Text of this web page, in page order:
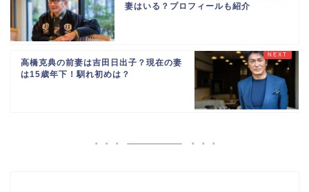
妻はいる？プロフィールも紹介
高橋克典の前妻は吉田日出子？現在の妻
は15歳年下！馴れ初めは？